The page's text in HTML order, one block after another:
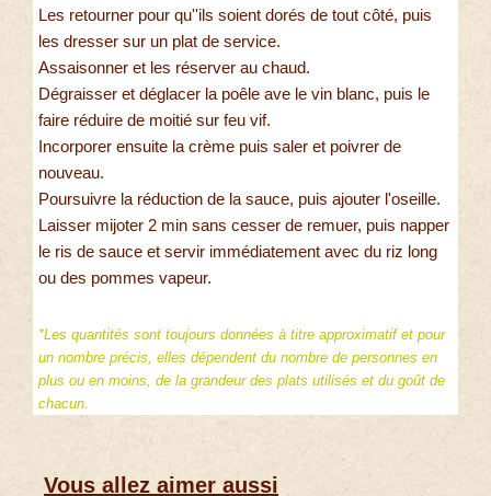
Les retourner pour qu''ils soient dorés de tout côté, puis
les dresser sur un plat de service.
Assaisonner et les réserver au chaud.
Dégraisser et déglacer la poêle ave le vin blanc, puis le
faire réduire de moitié sur feu vif.
Incorporer ensuite la crème puis saler et poivrer de
nouveau.
Poursuivre la réduction de la sauce, puis ajouter l'oseille.
Laisser mijoter 2 min sans cesser de remuer, puis napper
le ris de sauce et servir immédiatement avec du riz long
ou des pommes vapeur.
*Les quantités sont toujours données à titre approximatif et pour
un nombre précis, elles dépendent du nombre de personnes en
plus ou en moins, de la grandeur des plats utilisés et du goût de
chacun.
Vous allez aimer aussi